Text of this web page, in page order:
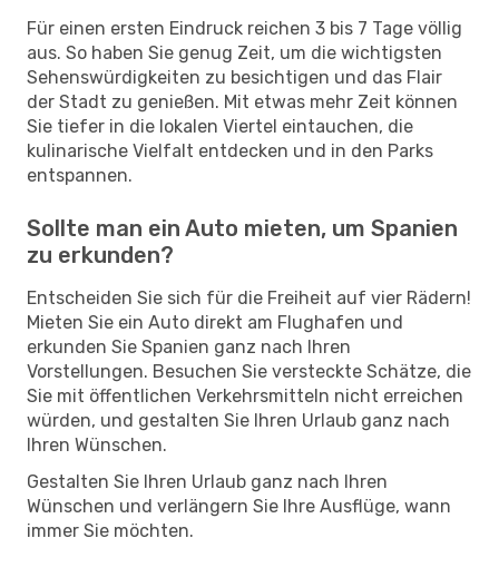
Für einen ersten Eindruck reichen 3 bis 7 Tage völlig
aus. So haben Sie genug Zeit, um die wichtigsten
Sehenswürdigkeiten zu besichtigen und das Flair
der Stadt zu genießen. Mit etwas mehr Zeit können
Sie tiefer in die lokalen Viertel eintauchen, die
kulinarische Vielfalt entdecken und in den Parks
entspannen.
Sollte man ein Auto mieten, um Spanien
zu erkunden?
Entscheiden Sie sich für die Freiheit auf vier Rädern!
Mieten Sie ein Auto direkt am Flughafen und
erkunden Sie Spanien ganz nach Ihren
Vorstellungen. Besuchen Sie versteckte Schätze, die
Sie mit öffentlichen Verkehrsmitteln nicht erreichen
würden, und gestalten Sie Ihren Urlaub ganz nach
Ihren Wünschen.
Gestalten Sie Ihren Urlaub ganz nach Ihren
Wünschen und verlängern Sie Ihre Ausflüge, wann
immer Sie möchten.